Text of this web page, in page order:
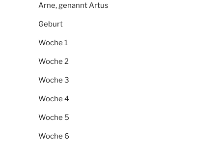
Arne, genannt Artus
Geburt
Woche 1
Woche 2
Woche 3
Woche 4
Woche 5
Woche 6